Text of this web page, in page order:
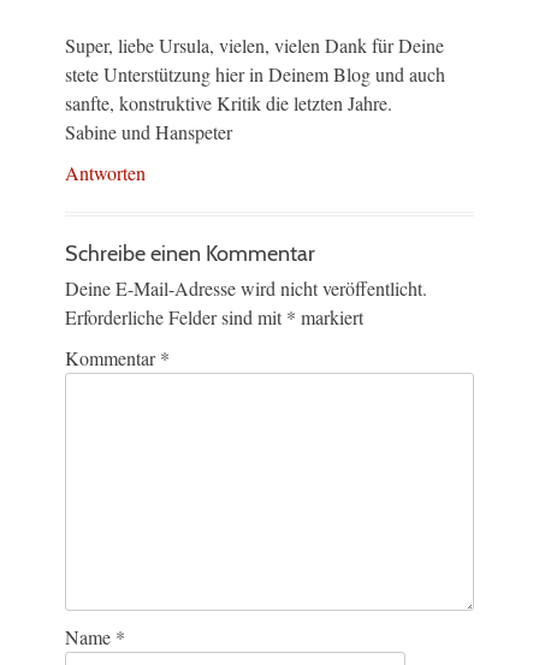
Super, liebe Ursula, vielen, vielen Dank für Deine
stete Unterstützung hier in Deinem Blog und auch
sanfte, konstruktive Kritik die letzten Jahre.
Sabine und Hanspeter
Antworten
Schreibe einen Kommentar
Deine E-Mail-Adresse wird nicht veröffentlicht.
Erforderliche Felder sind mit * markiert
Kommentar*
Name *